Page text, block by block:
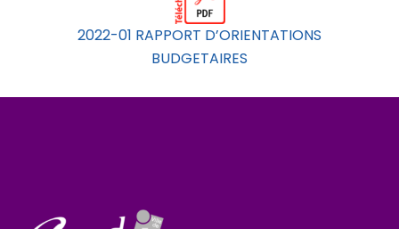
2022-01 RAPPORT D’ORIENTATIONS
BUDGETAIRES